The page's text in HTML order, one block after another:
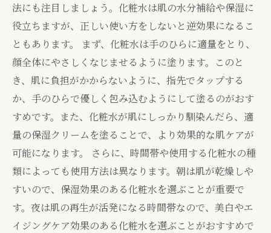
法にも注目しましょう。化粧水は肌の水分補給や保湿に
役立ちますが、正しい使い方をしないと逆効果になるこ
ともあります。 まず、化粧水は手のひらに適量をとり、
顔全体にやさしくなじませるように塗ります。このと
き、肌に負担がかからないように、指先でタップする
か、手のひらで優しく包み込むようにして塗るのがおす
すめです。また、化粧水が肌にしっかり馴染んだら、適
量の保湿クリームを塗ることで、より効果的な肌ケアが
可能になります。 さらに、時間帯や使用する化粧水の種
類によっても使用方法は異なります。朝は肌が乾燥しや
すいので、保湿効果のある化粧水を選ぶことが重要で
す。夜は肌の再生が活発になる時間帯なので、美白やエ
イジングケア効果のある化粧水を選ぶことがおすすめで